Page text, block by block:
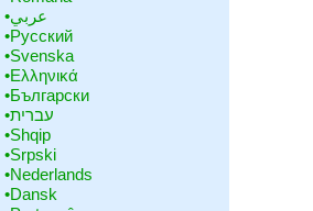
•‎عربي
•‎Русский
•‎Svenska
•‎Ελληνικά
•‎Български
•‎עברית
•‎Shqip
•‎Srpski
•‎Nederlands
•‎Dansk